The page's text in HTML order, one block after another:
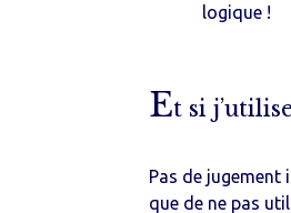
logique !
Et si
Pas de jugement
que de ne pas